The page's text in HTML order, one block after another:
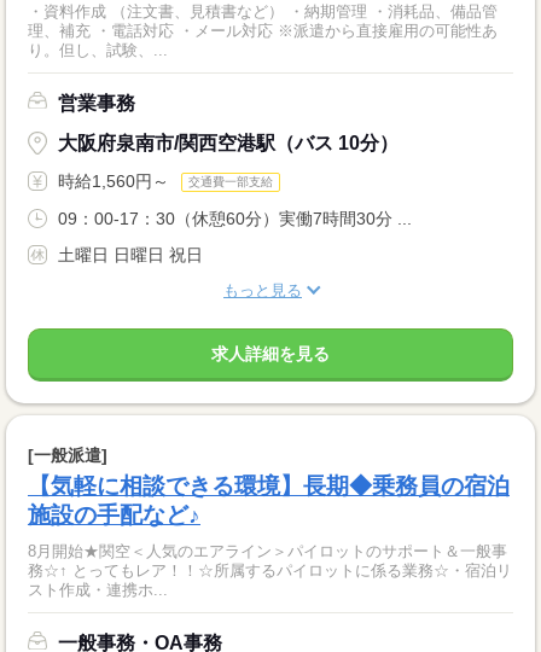
・資料作成 （注文書、見積書など） ・納期管理 ・消耗品、備品管
理、補充 ・電話対応 ・メール対応 ※派遣から直接雇用の可能性あ
り。但し、試験、...
営業事務
大阪府泉南市/関西空港駅（バス 10分）
時給1,560円～ 交通費一部支給
09：00-17：30（休憩60分）実働7時間30分 ...
土曜日 日曜日 祝日
もっと見る
求人詳細を見る
[一般派遣]
【気軽に相談できる環境】長期◆乗務員の宿泊
施設の手配など♪
8月開始★関空＜人気のエアライン＞パイロットのサポート＆一般事
務☆↑ とってもレア！！☆所属するパイロットに係る業務☆・宿泊リ
スト作成・連携ホ...
一般事務・OA事務